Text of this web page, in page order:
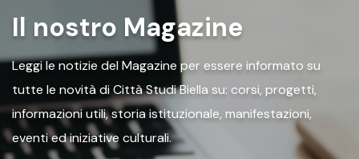
Il nostro Magazine
Leggi le notizie del Magazine per essere informato su
tutte le novità di Città Studi Biella su: corsi, progetti,
informazioni utili, storia istituzionale, manifestazioni,
eventi ed iniziative culturali.